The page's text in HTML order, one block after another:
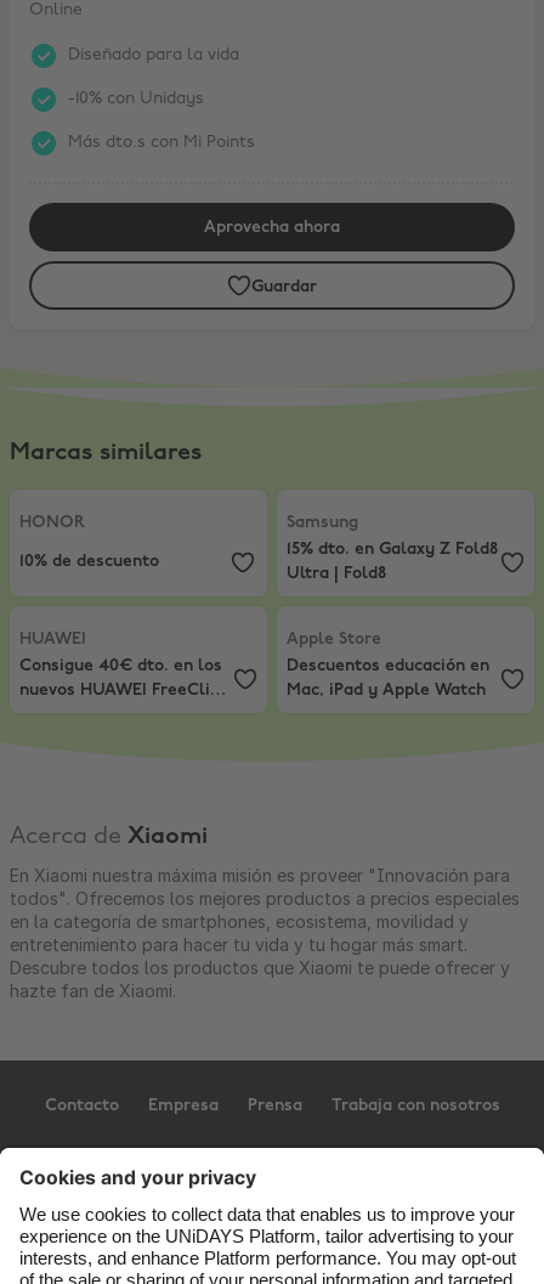
Online
Diseñado para la vida
-10% con Unidays
Más dto.s con Mi Points
Aprovecha ahora
Guardar
Marcas similares
HONOR
HONOR
10% de descuento
Samsung
15% dto. en Galaxy Z
Samsung
15% dto. en Galaxy Z Fold8
Ultra | Fold8
HUAWEI
Consigue 40€ dto. en los nuevos HUAWEI FreeClip 2 S +
HUAWEI
Consigue 40€ dto. en los
nuevos HUAWEI FreeClip 2
S + Regalo limitado
Apple Store
Descuentos
Apple Store
Descuentos educación en
Mac, iPad y Apple Watch
Acerca de Xiaomi
En Xiaomi nuestra máxima misión es proveer "Innovación para
todos". Ofrecemos los mejores productos a precios especiales
en la categoría de smartphones, ecosistema, movilidad y
entretenimiento para hacer tu vida y tu hogar más smart.
Descubre todos los productos que Xiaomi te puede ofrecer y
hazte fan de Xiaomi.
Contacto Empresa Prensa Trabaja con nosotros